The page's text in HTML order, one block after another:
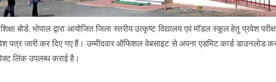
बोर्ड, भोपाल द्वारा आयोजित जिला स्तरीय उत्कृष्ट विद्यालय एवं माॅडल स्कूल हेतु प्रवेश
पत्र जारी कर दिए गए हैं। उम्मीदवार ऑफिशल वेबसाइट से अपना एडमिट कार्ड डाउनलोड
लिंक उपलब्ध कराई है।